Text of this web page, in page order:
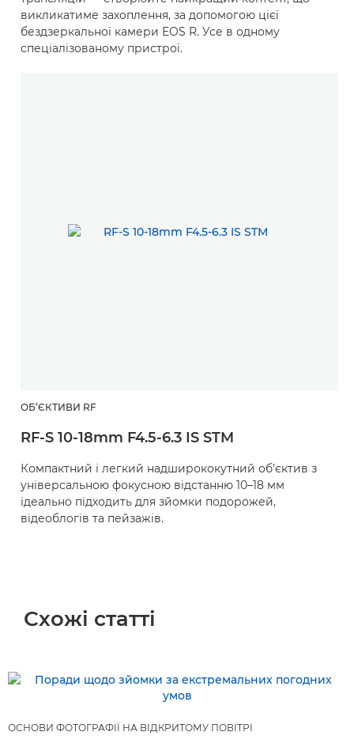
викликатиме захоплення, за допомогою цієї
бездзеркальної камери EOS R. Усе в одному
спеціалізованому пристрої.
ОБ’ЄКТИВИ RF
RF-S 10-18mm F4.5-6.3 IS STM
Компактний і легкий надширококутний об’єктив з
універсальною фокусною відстанню 10–18 мм
ідеально підходить для зйомки подорожей,
відеоблогів та пейзажів.
Схожі статті
ОСНОВИ ФОТОГРАФІЇ НА ВІДКРИТОМУ ПОВІТРІ